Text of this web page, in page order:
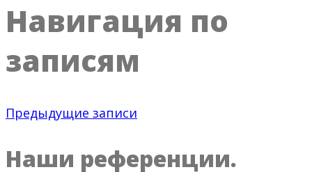
Навигация по
записям
Предыдущие записи
Наши референции.